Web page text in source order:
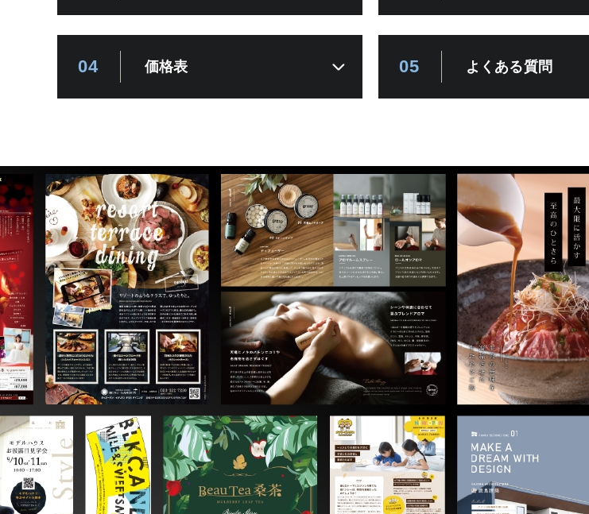
04 価格表 05 よくある質問